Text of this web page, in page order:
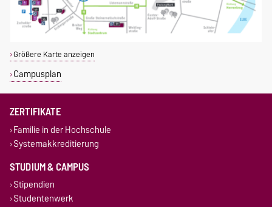
Größere Karte anzeigen
Campusplan
ZERTIFIKATE
Familie in der Hochschule
Systemakkreditierung
STUDIUM & CAMPUS
Stipendien
Studentenwerk